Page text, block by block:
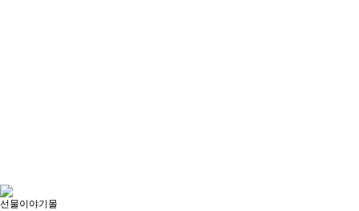
선물이야기몰